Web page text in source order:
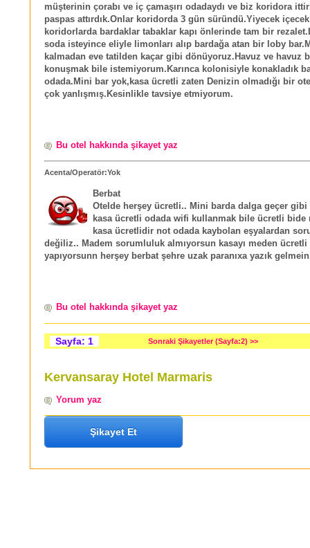
müşterinin çorabı ve iç çamaşırı odadaydı ve biz koridora
paspas attırdık.Onlar koridorda 3 gün süründü.Yiyecek
koridorlarda bardaklar tabaklar kapı önlerinde tam bir
soda isteyince eliyle limonları alıp bardağa atan bir loby
kalmadan eve tatilden kaçar gibi dönüyoruz.Havuz ve havuz
konuşmak bile istemiyorum.Karınca kolonisiyle konakladık
odada.Mini bar yok,kasa ücretli zaten Denizin olmadığı bir
çok yanlışmış.Kesinlikle tavsiye etmiyorum.
Bu otel hakkında şikayet yaz
Acenta/Operatör:Yok
Berbat
Otelde herşey ücretli.. Mini barda dalga geçer
kasa ücretli odada wifi kullanmak bile ücretli bide
kasa ücretlidir not odada kaybolan eşyalardan
değiliz.. Madem sorumluluk almıyorsun kasayı meden ücretli
yapıyorsunn herşey berbat şehre uzak paranıxa yazık gelmein
Bu otel hakkında şikayet yaz
Sayfa: 1 Sonraki Şikayetler (Sayfa:2) >>
Kervansaray Hotel Marmaris
Yorum yaz
Şikayet Et